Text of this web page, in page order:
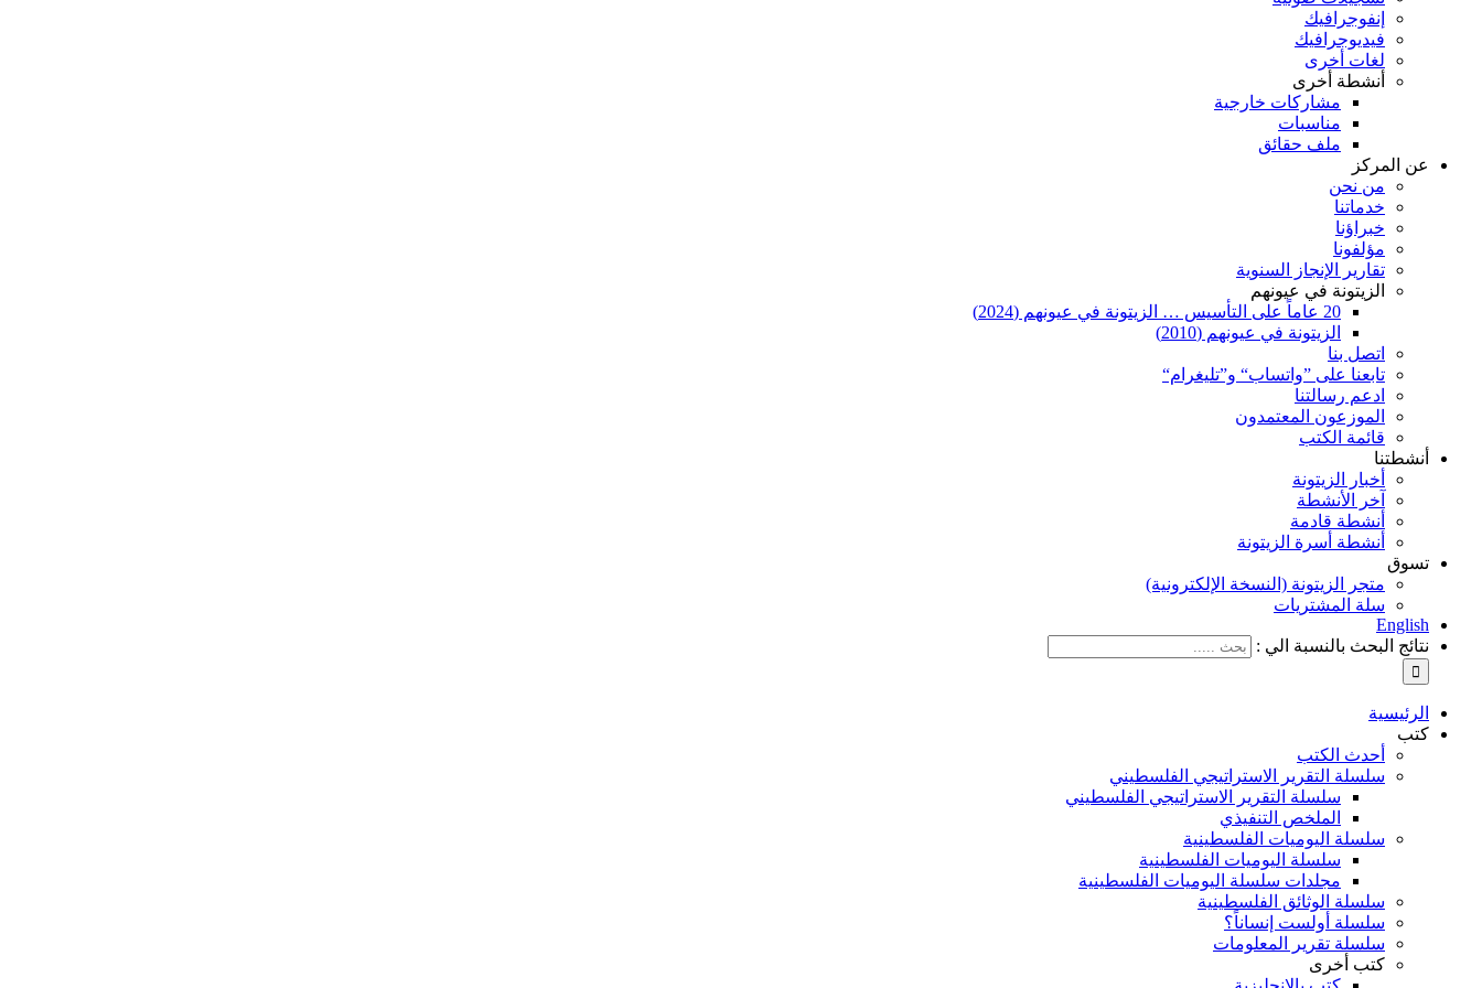
إنفوجرافيك
فيديوجرافيك
لغات أخرى
أنشطة أخرى
مشاركات خارجية
مناسبات
ملف حقائق
عن المركز
من نحن
خدماتنا
خبراؤنا
مؤلفونا
تقارير الإنجاز السنوية
الزيتونة في عيونهم
20 عاماً على التأسيس … الزيتونة في عيونهم (2024)
الزيتونة في عيونهم (2010)
اتصل بنا
تابعنا على ”واتساب“ و”تليغرام“
ادعم رسالتنا
الموزعون المعتمدون
قائمة الكتب
أنشطتنا
أخبار الزيتونة
آخر الأنشطة
أنشطة قادمة
أنشطة أسرة الزيتونة
تسوق
متجر الزيتونة (النسخة الإلكترونية)
سلة المشتريات
English
نتائج البحث بالنسبة الي :
الرئيسية
كتب
أحدث الكتب
سلسلة التقرير الاستراتيجي الفلسطيني
سلسلة التقرير الاستراتيجي الفلسطيني
الملخص التنفيذي
سلسلة اليوميات الفلسطينية
سلسلة اليوميات الفلسطينية
مجلدات سلسلة اليوميات الفلسطينية
سلسلة الوثائق الفلسطينية
سلسلة أولست إنساناً؟
سلسلة تقرير المعلومات
كتب أخرى